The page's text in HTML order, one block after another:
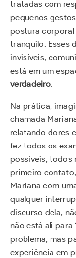
tratadas com
pequenos
postura
tranquilo. Esses
invisíveis,
está em um
verdadeiro.
Na prática,
chamada
relatando dores
fez todos os
possíveis, todos
primeiro
Mariana com
qualquer
discurso dela,
não está ali para
problema, mas
experiência em